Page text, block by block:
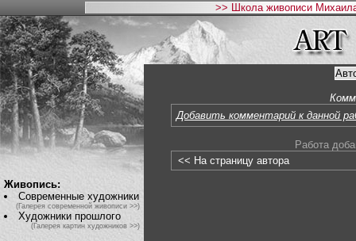
>> Школа живописи
Живопись:
Современные художники
(Галерея современной живописи >>)
Художники прошлого
(Галерея картин художников >>)
Добавить комментарий к данной
Работа
<< На страницу автора